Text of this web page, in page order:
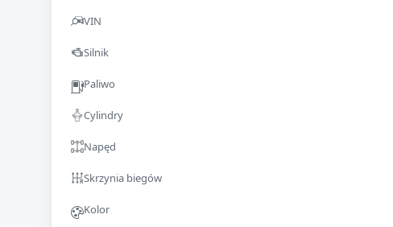
VIN
Silnik
Paliwo
Cylindry
Napęd
Skrzynia biegów
Kolor